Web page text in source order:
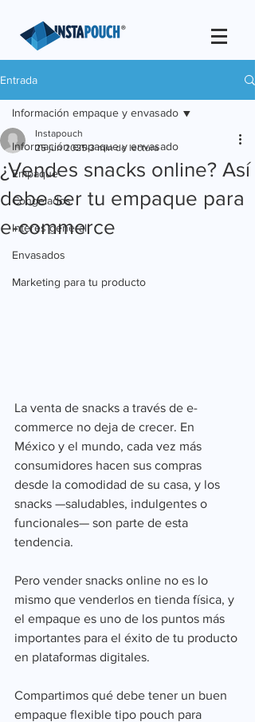
Entrada
Información empaque y envasado
Empaque
Congelados
Interes general
Envasados
Marketing para tu producto
Información empaque y envasado
¿Vendes snacks online? Así
debe ser tu empaque para
e-commerce
Instapouch
25 jun 2025 3 min de lectura
La venta de snacks a través de e-
commerce no deja de crecer. En
México y el mundo, cada vez más
consumidores hacen sus compras
desde la comodidad de su casa, y los
snacks —saludables, indulgentes o
funcionales— son parte de esta
tendencia.
Pero vender snacks online no es lo
mismo que venderlos en tienda física, y
el empaque es uno de los puntos más
importantes para el éxito de tu producto
en plataformas digitales.
Compartimos qué debe tener un buen
empaque flexible tipo pouch para